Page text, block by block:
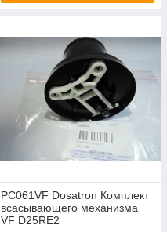
PC061VF Dosatron Комплект
всасывающего механизма
VF D25RE2